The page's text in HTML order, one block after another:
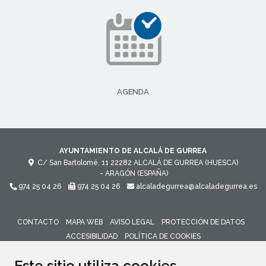
AGENDA
AYUNTAMIENTO DE ALCALÁ DE GURREA
C/ San Bartolomé, 11 22282 ALCALÁ DE GURREA (HUESCA)
- ARAGÓN (ESPAÑA)
974 25 04 26
974 25 04 26 alcaladegurrea@alcaladegurrea.es
CONTACTO MAPA WEB AVISO LEGAL
PROTECCIÓN DE DATOS
ACCESIBILIDAD
POLÍTICA DE COOKIES